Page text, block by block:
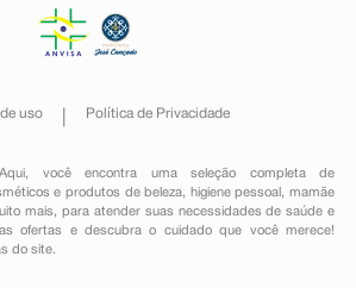
uso Política de Privacidade
você encontra uma seleção completa de
e produtos de beleza, higiene pessoal ,mamãe
mais, para atender suas necessidades de saúde e
ofertas e descubra o cuidado que você merece!
do site.